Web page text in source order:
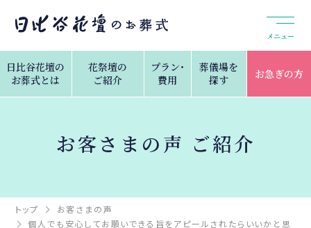
メニュー
日比谷花壇の
お葬式とは
花祭壇の
ご紹介
プラン・
費用
葬儀場を
探す
お急ぎの方
お客さまの声 ご紹介
トップ
お客さまの声
個人でも安心してお願いできる旨をアピールされたらいいかと思